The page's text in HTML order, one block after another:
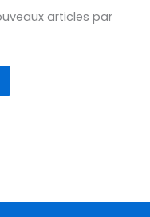
articles par